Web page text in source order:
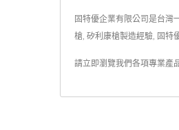
固特優企業有限公司是台灣
槍, 矽利康槍製造經驗, 固特
請立即瀏覽我們各項專業產